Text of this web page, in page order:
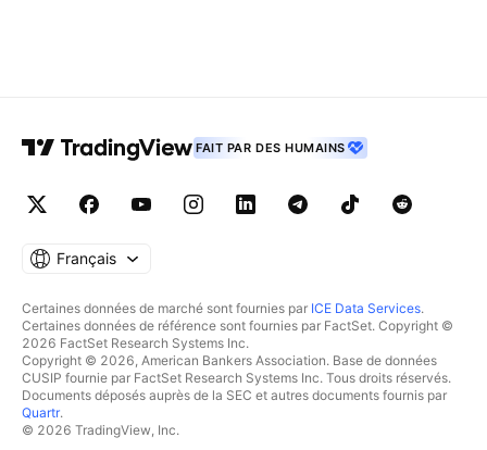
FAIT PAR DES HUMAINS
Français
Certaines données de marché sont fournies par ICE Data Services.
Certaines données de référence sont fournies par FactSet. Copyright ©
2026 FactSet Research Systems Inc.
Copyright © 2026, American Bankers Association. Base de données
CUSIP fournie par FactSet Research Systems Inc. Tous droits réservés.
Documents déposés auprès de la SEC et autres documents fournis par
Quartr.
© 2026 TradingView, Inc.